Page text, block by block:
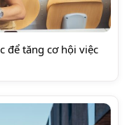
để tăng cơ hội việc